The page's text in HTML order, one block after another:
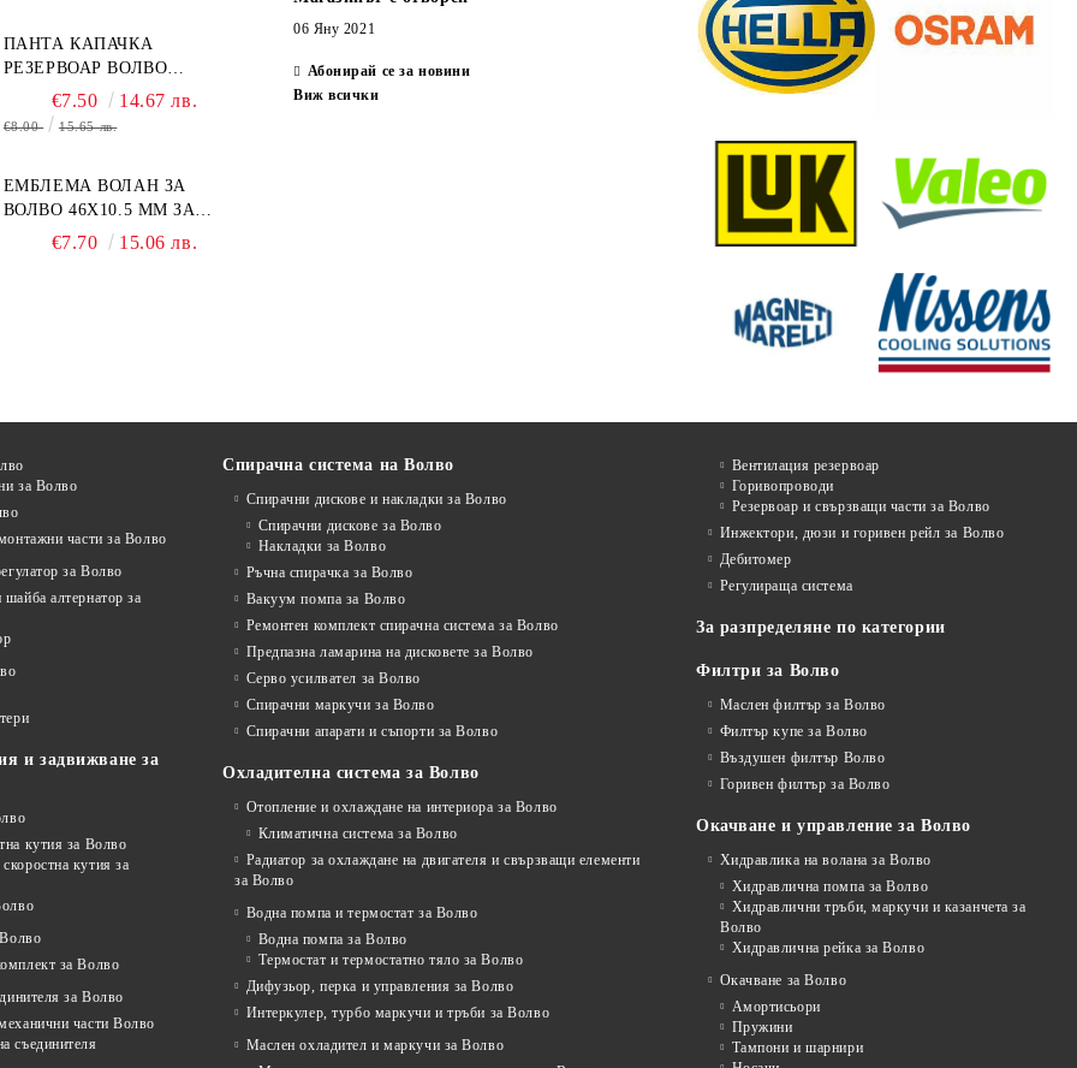
ПАНТА КАПАЧКА
РЕЗЕРВОАР ВОЛВО
30649879, 31265160
€7.50 14.67 лв.
€8.00 15.65 лв.
EМБЛЕМА ВОЛАН ЗА
ВОЛВО 46Х10.5 ММ ЗА
ВОЛВО 31467395
€7.70 15.06 лв.
06 Яну 2021
Абонирай се за новини
Виж всички
за Волво
части за Волво
за Волво
алтернатор за
и задвижване за
кутия за Волво
кутия за
за Волво
за Волво
части Волво
съединителя
Спирачна система на Волво
Спирачни дискове и накладки за Волво
Спирачни дискове за Волво
Накладки за Волво
Ръчна спирачка за Волво
Вакуум помпа за Волво
Ремонтен комплект спирачна система за Волво
Предпазна ламарина на дисковете за Волво
Серво усилвател за Волво
Спирачни маркучи за Волво
Спирачни апарати и съпорти за Волво
Охладителна система за Волво
Отопление и охлаждане на интериора за Волво
Климатична система за Волво
Радиатор за охлаждане на двигателя и свързващи елементи
за Волво
Водна помпа и термостат за Волво
Водна помпа за Волво
Термостат и термостатно тяло за Волво
Дифузьор, перка и управления за Волво
Интеркулер, турбо маркучи и тръби за Волво
Маслен охладител и маркучи за Волво
Вентилация резервоар
Горивопроводи
Резервоар и свързващи части за Волво
Инжектори, дюзи и горивен рейл за Волво
Дебитомер
Регулираща система
За разпределяне по категории
Филтри за Волво
Маслен филтър за Волво
Филтър купе за Волво
Въздушен филтър Волво
Горивен филтър за Волво
Окачване и управление за Волво
Хидравлика на волана за Волво
Хидравлична помпа за Волво
Хидравлични тръби, маркучи и казанчета за
Волво
Хидравлична рейка за Волво
Окачване за Волво
Амортисьори
Пружини
Тампони и шарнири